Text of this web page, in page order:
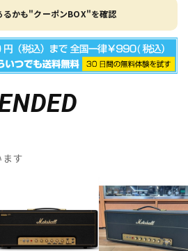
るかも"クーポンBOX"を確認
す